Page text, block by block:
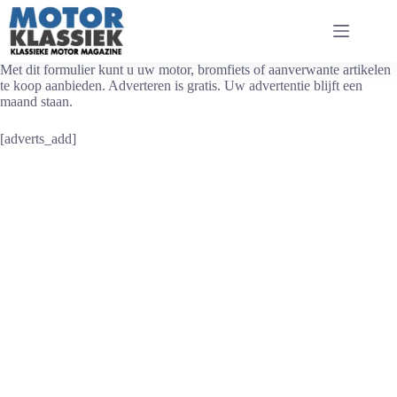
Ga
naar
inhoud
Met dit formulier kunt u uw motor, bromfiets of aanverwante artikelen
te koop aanbieden. Adverteren is gratis. Uw advertentie blijft een
maand staan.
[adverts_add]